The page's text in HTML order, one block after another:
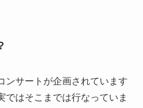
ンサートが企画されています
ではそこまでは行なっていま